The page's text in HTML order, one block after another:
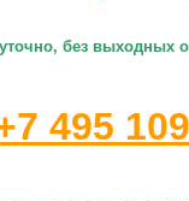
, без выходных
495